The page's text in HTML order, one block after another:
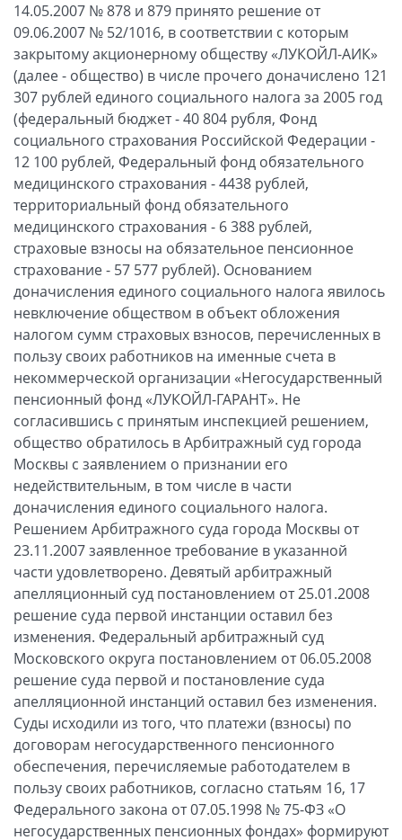
14.05.2007 № 878 и 879 принято решение от
09.06.2007 № 52/1016, в соответствии с которым
закрытому акционерному обществу «ЛУКОЙЛ-АИК»
(далее - общество) в числе прочего доначислено 121
307 рублей единого социального налога за 2005 год
(федеральный бюджет - 40 804 рубля, Фонд
социального страхования Российской Федерации -
12 100 рублей, Федеральный фонд обязательного
медицинского страхования - 4438 рублей,
территориальный фонд обязательного
медицинского страхования - 6 388 рублей,
страховые взносы на обязательное пенсионное
страхование - 57 577 рублей). Основанием
доначисления единого социального налога явилось
невключение обществом в объект обложения
налогом сумм страховых взносов, перечисленных в
пользу своих работников на именные счета в
некоммерческой организации «Негосударственный
пенсионный фонд «ЛУКОЙЛ-ГАРАНТ». Не
согласившись с принятым инспекцией решением,
общество обратилось в Арбитражный суд города
Москвы с заявлением о признании его
недействительным, в том числе в части
доначисления единого социального налога.
Решением Арбитражного суда города Москвы от
23.11.2007 заявленное требование в указанной
части удовлетворено. Девятый арбитражный
апелляционный суд постановлением от 25.01.2008
решение суда первой инстанции оставил без
изменения. Федеральный арбитражный суд
Московского округа постановлением от 06.05.2008
решение суда первой и постановление суда
апелляционной инстанций оставил без изменения.
Суды исходили из того, что платежи (взносы) по
договорам негосударственного пенсионного
обеспечения, перечисляемые работодателем в
пользу своих работников, согласно статьям 16, 17
Федерального закона от 07.05.1998 № 75-ФЗ «О
негосударственных пенсионных фондах» формируют